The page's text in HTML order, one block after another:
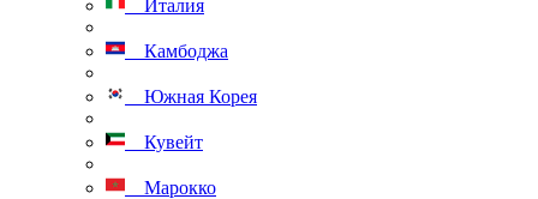
Италия
Камбоджа
Южная Корея
Кувейт
Марокко